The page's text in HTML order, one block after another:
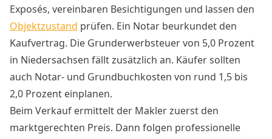
Exposés, vereinbaren Besichtigungen und lassen den
Objektzustand prüfen. Ein Notar beurkundet den
Kaufvertrag. Die Grunderwerbsteuer von 5,0 Prozent
in Niedersachsen fällt zusätzlich an. Käufer sollten
auch Notar- und Grundbuchkosten von rund 1,5 bis
2,0 Prozent einplanen.
Beim Verkauf ermittelt der Makler zuerst den
marktgerechten Preis. Dann folgen professionelle